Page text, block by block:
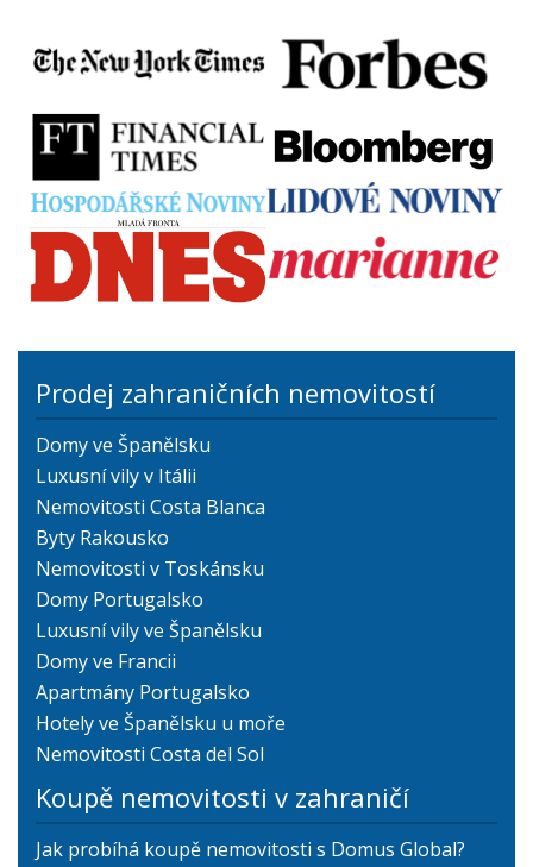
Prodej zahraničních nemovitostí
Domy ve Španělsku
Luxusní vily v Itálii
Nemovitosti Costa Blanca
Byty Rakousko
Nemovitosti v Toskánsku
Domy Portugalsko
Luxusní vily ve Španělsku
Domy ve Francii
Apartmány Portugalsko
Hotely ve Španělsku u moře
Nemovitosti Costa del Sol
Koupě nemovitosti v zahraničí
Jak probíhá koupě nemovitosti s Domus Global?